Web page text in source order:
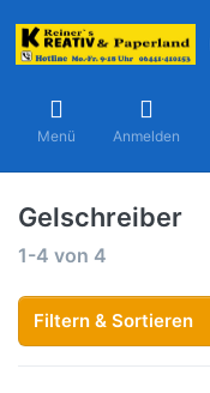
Menü Anmelden
Gelschreiber
1-4 von 4
Filtern & Sortieren